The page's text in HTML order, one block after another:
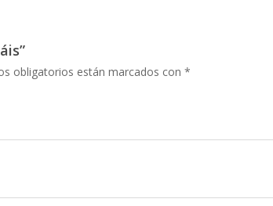
obligatorios están marcados con*